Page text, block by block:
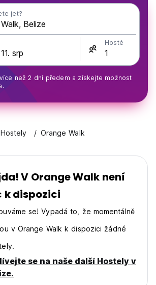
jet?
Hosté
než 2 dní předem a získejte možnost
Orange Walk
V Orange Walk není
k dispozici
se! Vypadá to, že momentálně
v Orange Walk k dispozici žádné
se na naše další Hostely v